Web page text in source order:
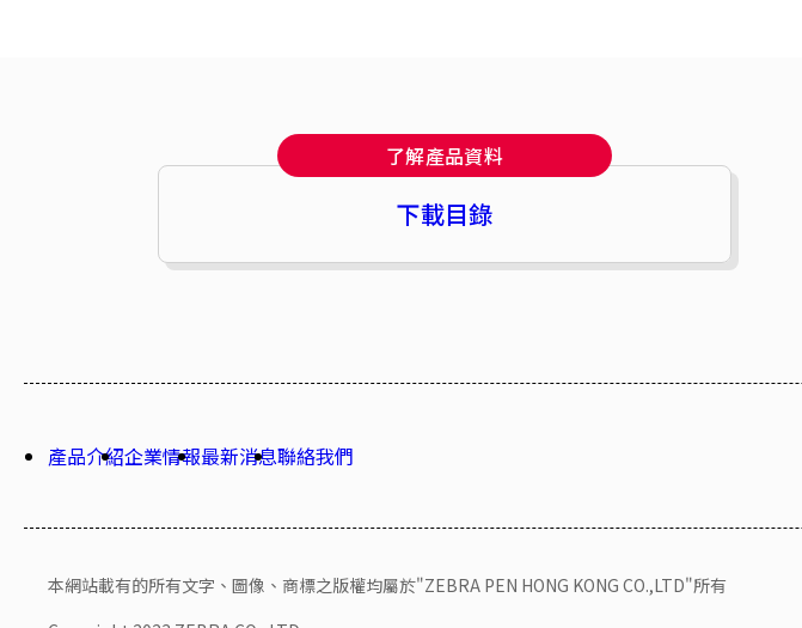
了解產品資料
下載目錄
產品介紹企業情報最新消息聯絡我們
本網站載有的所有文字、圖像、商標之版權均屬於"ZEBRA PEN HONG KONG CO.,LTD"所有